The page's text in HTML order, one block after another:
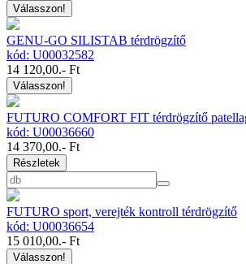
Válasszon!
GENU-GO SILISTAB térdrögzítő
kód: U00032582
14 120,00.- Ft
Válasszon!
FUTURO COMFORT FIT térdrögzítő
kód: U00036660
14 370,00.- Ft
Részletek
FUTURO sport, verejték kontroll térdrögzítő
kód: U00036654
15 010,00.- Ft
Válasszon!